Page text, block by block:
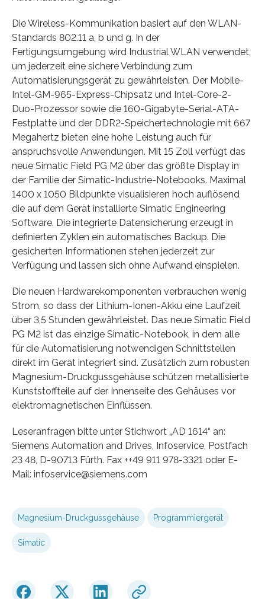
Die Wireless-Kommunikation basiert auf den WLAN-
Standards 802.11 a, b und g. In der
Fertigungsumgebung wird Industrial WLAN verwendet,
um jederzeit eine sichere Verbindung zum
Automatisierungsgerät zu gewährleisten. Der Mobile-
Intel-GM-965-Express-Chipsatz und Intel-Core-2-
Duo-Prozessor sowie die 160-Gigabyte-Serial-ATA-
Festplatte und der DDR2-Speichertechnologie mit 667
Megahertz bieten eine hohe Leistung auch für
anspruchsvolle Anwendungen. Mit 15 Zoll verfügt das
neue Simatic Field PG M2 über das größte Display in
der Familie der Simatic-Industrie-Notebooks. Maximal
1400 x 1050 Bildpunkte visualisieren hoch auflösend
die auf dem Gerät installierte Simatic Engineering
Software. Die integrierte Datensicherung erzeugt in
definierten Zyklen ein automatisches Backup. Die
gesicherten Informationen stehen jederzeit zur
Verfügung und lassen sich ohne Aufwand einspielen.
Die neuen Hardwarekomponenten verbrauchen wenig
Strom, so dass der Lithium-Ionen-Akku eine Laufzeit
über 3,5 Stunden gewährleistet. Das neue Simatic Field
PG M2 ist das einzige Simatic-Notebook, in dem alle
für die Automatisierung notwendigen Schnittstellen
direkt im Gerät integriert sind. Zusätzlich zum robusten
Magnesium-Druckgussgehäuse schützen metallisierte
Kunststoffteile auf der Innenseite des Gehäuses vor
elektromagnetischen Einflüssen.
Leseranfragen bitte unter Stichwort „AD 1614“ an:
Siemens Automation and Drives, Infoservice, Postfach
23 48, D-90713 Fürth. Fax ++49 911 978-3321 oder E-
Mail: infoservice@siemens.com
Magnesium-Druckgussgehäuse Programmiergerät
Simatic